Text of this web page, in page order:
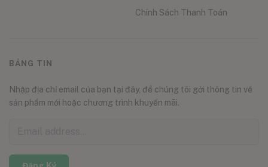
Chính Sách Thanh Toán
BẢNG TIN
Nhập địa chỉ email của bạn tại đây, để chúng tôi gởi thông tin về
sản phẩm mới hoặc chương trình khuyến mãi.